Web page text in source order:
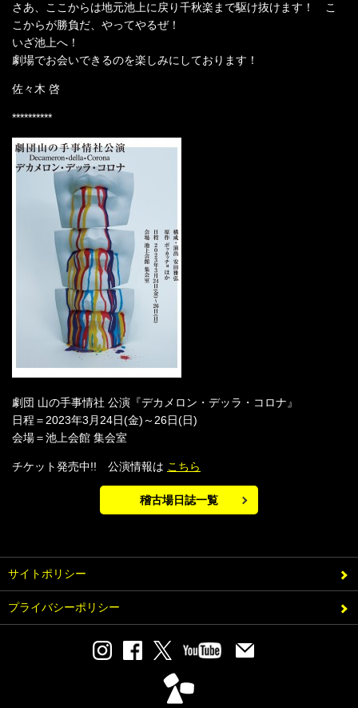
さあ、ここからは地元池上に戻り千秋楽まで駆け抜けます！ こ
こからが勝負だ、やってやるぜ！
いざ池上へ！
劇場でお会いできるのを楽しみにしております！
佐々木 啓
**********
劇団 山の手事情社 公演『デカメロン・デッラ・コロナ』
日程＝2023年3月24日(金)～26日(日)
会場＝池上会館 集会室
チケット発売中!! 公演情報は こちら
稽古場日誌一覧
サイトポリシー
プライバシーポリシー